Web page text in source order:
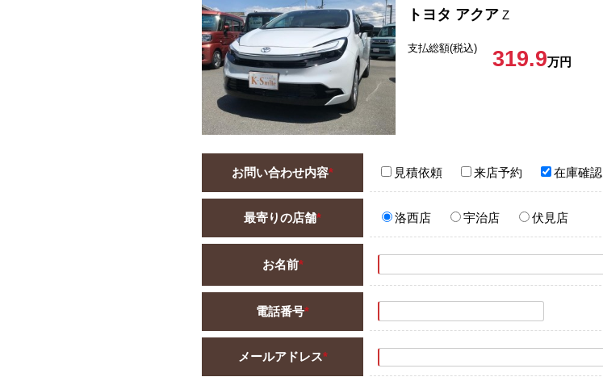
トヨタ アクア Z
支払総額(税込) 319.9万円
お問い合わせ内容* 見積依頼 来店予約 在庫確認
最寄りの店舗* 洛西店 宇治店 伏見店
お名前*
電話番号*
メールアドレス*